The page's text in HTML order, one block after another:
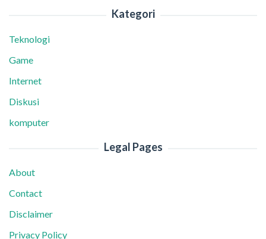
Kategori
Teknologi
Game
Internet
Diskusi
komputer
Legal Pages
About
Contact
Disclaimer
Privacy Policy